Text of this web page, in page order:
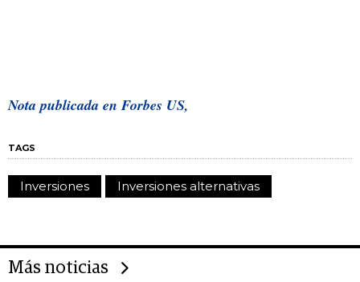
Nota publicada en Forbes US,
TAGS
Inversiones Inversiones alternativas
Más noticias